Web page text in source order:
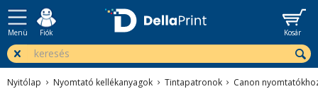
Menü Fiók Kosár
Nyitólap Nyomtató kellékanyagok Tintapatronok Canon